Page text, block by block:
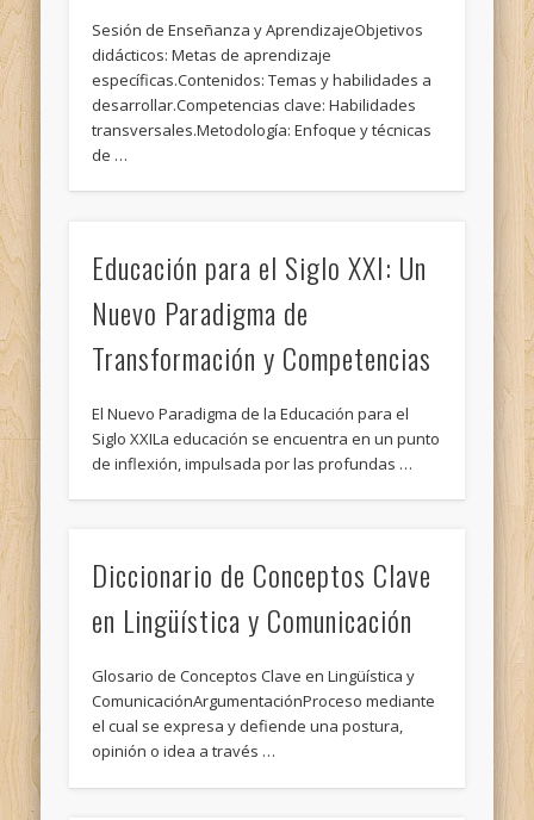
Sesión de Enseñanza y AprendizajeObjetivos
didácticos: Metas de aprendizaje
específicas.Contenidos: Temas y habilidades a
desarrollar.Competencias clave: Habilidades
transversales.Metodología: Enfoque y técnicas
de …
Educación para el Siglo XXI: Un
Nuevo Paradigma de
Transformación y Competencias
El Nuevo Paradigma de la Educación para el
Siglo XXILa educación se encuentra en un punto
de inflexión, impulsada por las profundas …
Diccionario de Conceptos Clave
en Lingüística y Comunicación
Glosario de Conceptos Clave en Lingüística y
ComunicaciónArgumentaciónProceso mediante
el cual se expresa y defiende una postura,
opinión o idea a través …